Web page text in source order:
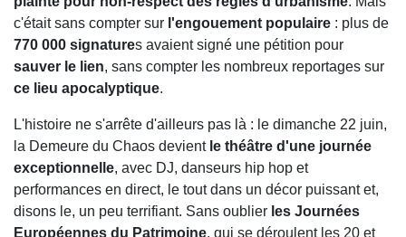
c'était sans compter sur l'engouement populaire : plus de
770 000 signatures avaient signé une pétition pour
sauver le lien, sans compter les nombreux reportages sur
ce lieu apocalyptique.
L'histoire ne s'arrête d'ailleurs pas là : le dimanche 22 juin,
la Demeure du Chaos devient le théâtre d'une journée
exceptionnelle, avec DJ, danseurs hip hop et
performances en direct, le tout dans un décor puissant et,
disons le, un peu terrifiant. Sans oublier les Journées
Européennes du Patrimoine, qui se déroulent les 20 et